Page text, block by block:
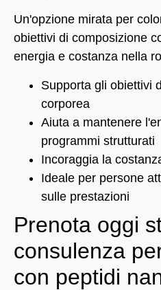
Un'opzione mirata per
obiettivi di composizione
energia e costanza nella
Supporta gli obiettivi
corporea
Aiuta a mantenere
programmi strutturati
Incoraggia la
Ideale per persone
sulle prestazioni
Prenota oggi
consulenza
con peptidi